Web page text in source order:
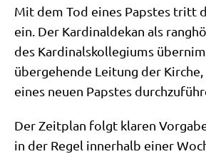
Mit dem Tod eines Pap­stes tritt
ein. Der Kar­di­nal­de­kan als
des Kar­di­nals­kol­le­gi­ums
über­ge­hen­de Lei­tung der Kir­che,
eines neu­en Pap­stes
Der Zeit­plan folgt kla­ren
in der Regel inner­halb einer